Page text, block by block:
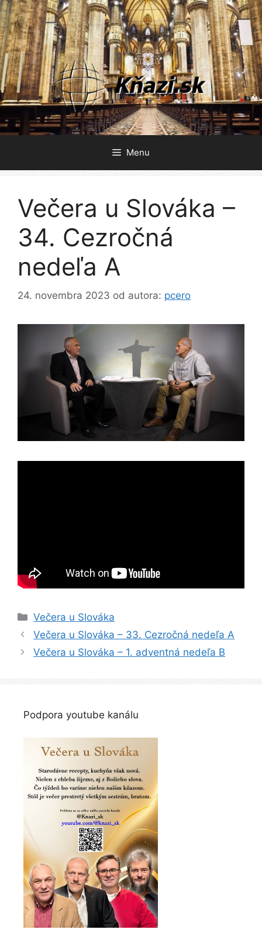
Preskočiť
na
obsah
Menu
Večera u Slováka –
34. Cezročná
nedeľa A
24. novembra 2023 od autora: pcero
Kategórie
Večera u Slováka
Navigácia
článkami
Večera u Slováka – 33. Cezročná nedeľa A
Večera u Slováka – 1. adventná nedeľa B
Podpora youtube kanálu